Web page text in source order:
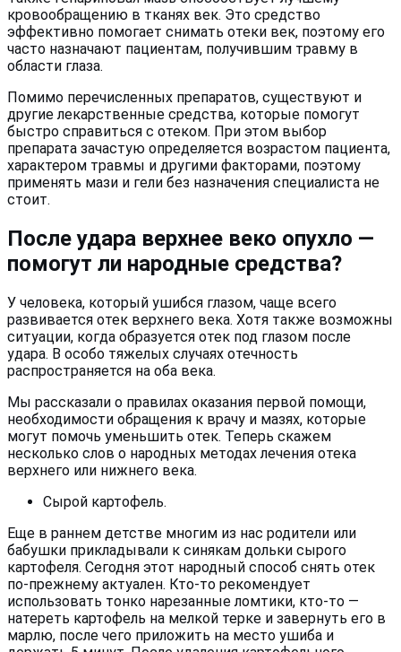
кровообращению в тканях век. Это средство
эффективно помогает снимать отеки век, поэтому его
часто назначают пациентам, получившим травму в
области глаза.
Помимо перечисленных препаратов, существуют и
другие лекарственные средства, которые помогут
быстро справиться с отеком. При этом выбор
препарата зачастую определяется возрастом пациента,
характером травмы и другими факторами, поэтому
применять мази и гели без назначения специалиста не
стоит.
После удара верхнее веко опухло —
помогут ли народные средства?
У человека, который ушибся глазом, чаще всего
развивается отек верхнего века. Хотя также возможны
ситуации, когда образуется отек под глазом после
удара. В особо тяжелых случаях отечность
распространяется на оба века.
Мы рассказали о правилах оказания первой помощи,
необходимости обращения к врачу и мазях, которые
могут помочь уменьшить отек. Теперь скажем
несколько слов о народных методах лечения отека
верхнего или нижнего века.
Сырой картофель.
Еще в раннем детстве многим из нас родители или
бабушки прикладывали к синякам дольки сырого
картофеля. Сегодня этот народный способ снять отек
по-прежнему актуален. Кто-то рекомендует
использовать тонко нарезанные ломтики, кто-то —
натереть картофель на мелкой терке и завернуть его в
марлю, после чего приложить на место ушиба и